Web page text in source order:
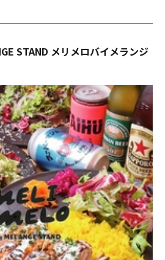
STAND メリメロバイメランジ